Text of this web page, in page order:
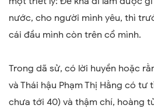
nước, cho người mình yêu, thì
cái đầu mình còn trên cổ mình.
Trong dã sử, có lời huyền hoặc
và Thái hậu Phạm Thị Hằng có tư
chưa tới 40) và thậm chí, hoàng